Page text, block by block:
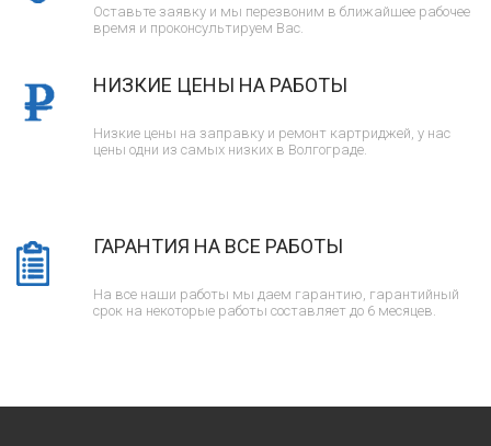
Оставьте заявку и мы перезвоним в ближайшее рабочее
время и проконсультируем Вас.
НИЗКИЕ ЦЕНЫ НА РАБОТЫ
Низкие цены на заправку и ремонт картриджей, у нас
цены одни из самых низких в Волгограде.
ГАРАНТИЯ НА ВСЕ РАБОТЫ
На все наши работы мы даем гарантию, гарантийный
срок на некоторые работы составляет до 6 месяцев.